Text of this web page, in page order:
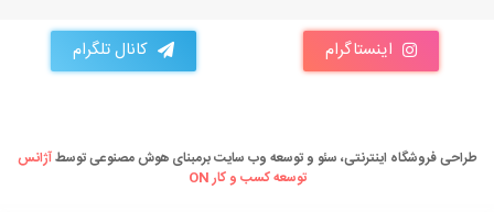
اینستاگرام کانال تلگرام
طراحی فروشگاه اینترنتی، سئو و توسعه وب سایت برمبنای هوش مصنوعی توسطآژانس
توسعه کسب و کار ON